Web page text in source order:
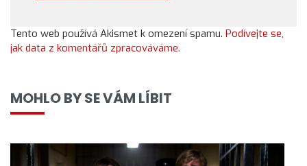
Tento web používá Akismet k omezení spamu. Podívejte se,
jak data z komentářů zpracováváme.
MOHLO BY SE VÁM LÍBIT